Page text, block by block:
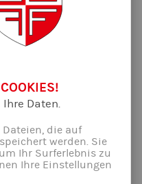
Schutzausrüstung
notwendig?
Daten.
die auf
werden. Sie
Ihr Surferlebnis zu
Ihre Einstellungen